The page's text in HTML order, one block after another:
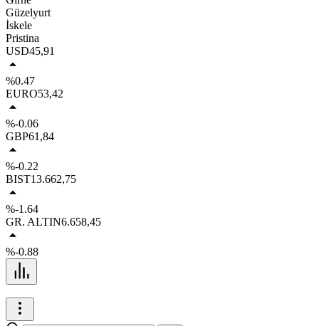
Güzelyurt
İskele
Pristina
USD45,91
%0.47
EURO53,42
%-0.06
GBP61,84
%-0.22
BIST13.662,75
%-1.64
GR. ALTIN6.658,45
%-0.88